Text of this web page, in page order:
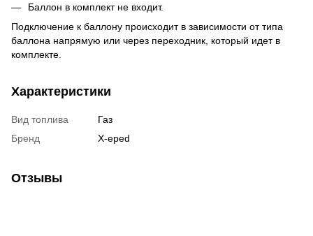
Баллон в комплект не входит.
Подключение к баллону происходит в зависимости от типа
баллона напрямую или через переходник, который идет в
комплекте.
Характеристики
Вид топлива
Газ
Бренд
X-eped
Отзывы